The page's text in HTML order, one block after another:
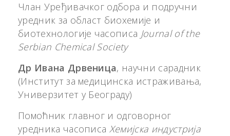
Члан Уређивачког одбора и подручни
уредник за област биохемије и
биотехнологије часописа Journal of the
Serbian Chemical Society
Др Ивана Дрвеница, научни сарадник
(Институт за медицинска истраживања,
Универзитет у Београду)
Помоћник главног и одговорног
уредника часописа Хемијска индустрија